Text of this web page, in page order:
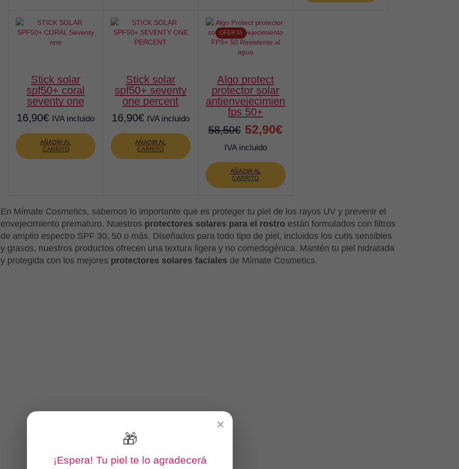
31,90€.
stick solar
spf50+ coral
seventy one
16,90€ IVA incluido
AÑADIR AL
CARRITO
stick solar
spf50+ seventy
one percent
16,90€ IVA incluido
AÑADIR AL
CARRITO
OFERTA
algo protect
protector solar
antienvejecimiento
fps 50+
58,50€ El
precio
original
era:
52,90€
es:
IVA incluido
AÑADIR AL
CARRITO
En Mímate Cosmetics, sabemos lo importante que es proteger tu piel de los rayos UV y prevenir el
envejecimiento prematuro. Nuestros protectores solares para el rostro están formulados con filtros
de amplio espectro SPF 30, 50 o más. Diseñados para todo tipo de piel, incluidos los cutis sensibles
y grasos, nuestros productos ofrecen una textura ligera y no comedogénica. Mantén tu piel hidratada
y protegida con los mejores protectores solares faciales de Mímate Cosmetics.
✕
🎁
¡Espera! Tu piel te lo agradecerá